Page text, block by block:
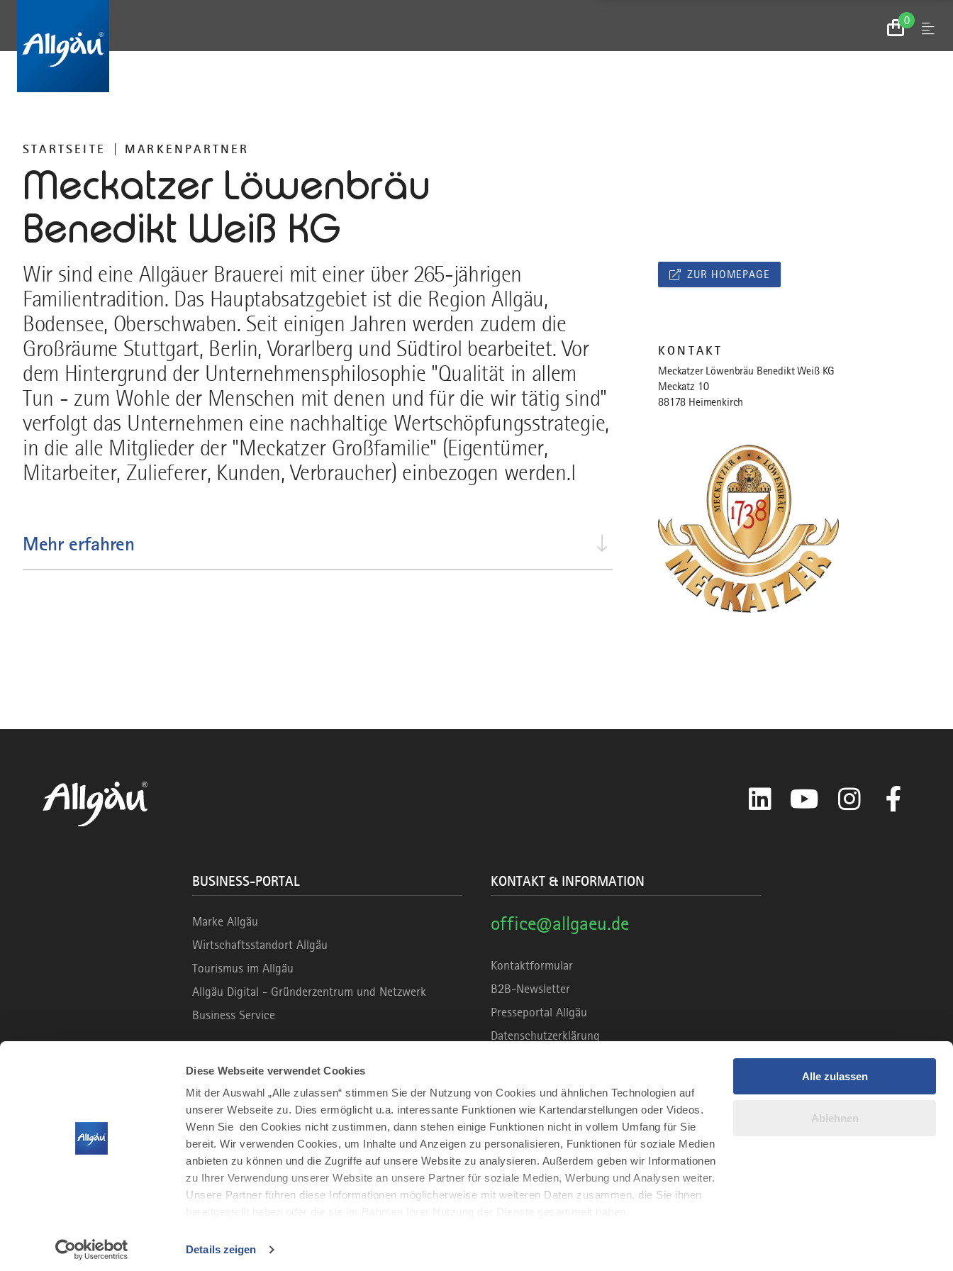
Diese Webseite verwendet Cookies
Mit der Auswahl „Alle zulassen“ stimmen Sie der Nutzung von Cookies und ähnlichen Technologien auf
unserer Webseite zu. Dies ermöglicht u.a. interessante Funktionen wie Kartendarstellungen oder Videos.
Wenn Sie den Cookies nicht zustimmen, dann stehen einige Funktionen nicht in vollem Umfang für Sie
bereit. Wir verwenden Cookies, um Inhalte und Anzeigen zu personalisieren, Funktionen für soziale Medien
anbieten zu können und die Zugriffe auf unsere Website zu analysieren. Außerdem geben wir Informationen
zu Ihrer Verwendung unserer Website an unsere Partner für soziale Medien, Werbung und Analysen weiter.
Unsere Partner führen diese Informationen möglicherweise mit weiteren Daten zusammen, die Sie ihnen
Details zeigen
Alle zulassen
Ablehnen
0
Zum
Warenkorb
Menu
STARTSEITE MARKENPARTNER
Meckatzer Löwenbräu
Benedikt Weiß KG
Wir sind eine Allgäuer Brauerei mit einer über 265-jährigen
Familientradition. Das Hauptabsatzgebiet ist die Region Allgäu,
Bodensee, Oberschwaben. Seit einigen Jahren werden zudem die
Großräume Stuttgart, Berlin, Vorarlberg und Südtirol bearbeitet. Vor
dem Hintergrund der Unternehmensphilosophie "Qualität in allem
Tun - zum Wohle der Menschen mit denen und für die wir tätig sind"
verfolgt das Unternehmen eine nachhaltige Wertschöpfungsstrategie,
in die alle Mitglieder der "Meckatzer Großfamilie" (Eigentümer,
Mitarbeiter, Zulieferer, Kunden, Verbraucher) einbezogen werden.l
Mehr erfahren
ZUR HOMEPAGE
KONTAKT
Meckatzer Löwenbräu Benedikt Weiß KG
Meckatz 10
88178 Heimenkirch
LinkedIn YouTube Instagram
BUSINESS-PORTAL
Marke Allgäu
Wirtschaftsstandort Allgäu
Tourismus im Allgäu
Allgäu Digital - Gründerzentrum und Netzwerk
Business Service
B2C PORTAL
Urlaub und Freizeit
Leben und Arbeiten
Der Allgäu Podcast
KONTAKT & INFORMATION
office@allgaeu.de
Kontaktformular
B2B-Newsletter
Presseportal Allgäu
Datenschutzerklärung
Unsere Haltung zu Künstlicher Intelligenz
Impressum